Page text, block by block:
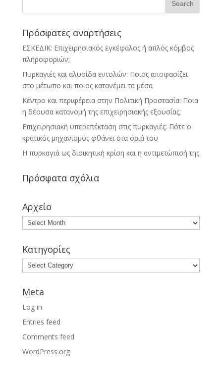
Πρόσφατες αναρτήσεις
ΕΣΚΕΔΙΚ: Επιχειρησιακός εγκέφαλος ή απλός κόμβος
πληροφοριών;
Πυρκαγιές και αλυσίδα εντολών: Ποιος αποφασίζει
στο μέτωπο και ποιος κατανέμει τα μέσα
Κέντρο και περιφέρεια στην Πολιτική Προστασία: Ποια
η δέουσα κατανομή της επιχειρησιακής εξουσίας;
Επιχειρησιακή υπερεπέκταση στις πυρκαγιές: Πότε ο
κρατικός μηχανισμός φθάνει στα όριά του
Η πυρκαγιά ως διοικητική κρίση και η αντιμετώπισή της
Πρόσφατα σχόλια
Αρχείο
Κατηγορίες
Meta
Log in
Entries feed
Comments feed
WordPress.org